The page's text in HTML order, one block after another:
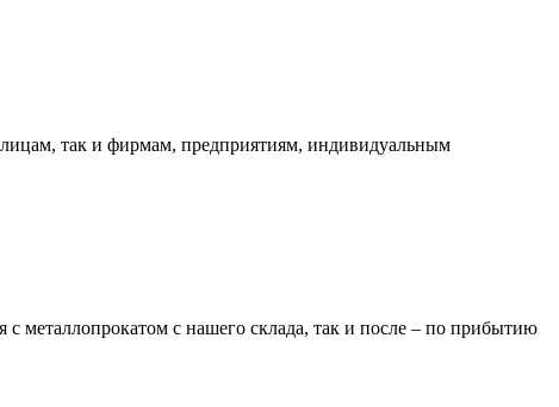
так и фирмам, предприятиям, индивидуальным
металлопрокатом с нашего склада, так и после – по прибытию